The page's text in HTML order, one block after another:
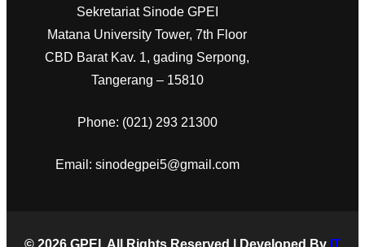
Sekretariat Sinode GPEI
Matana University Tower, 7th Floor
CBD Barat Kav. 1, gading Serpong,
Tangerang – 15810
Phone: (021) 293 21300
Email: sinodegpei5@gmail.com
© 2026 GPEI. All Rights Reserved | Developed By IT